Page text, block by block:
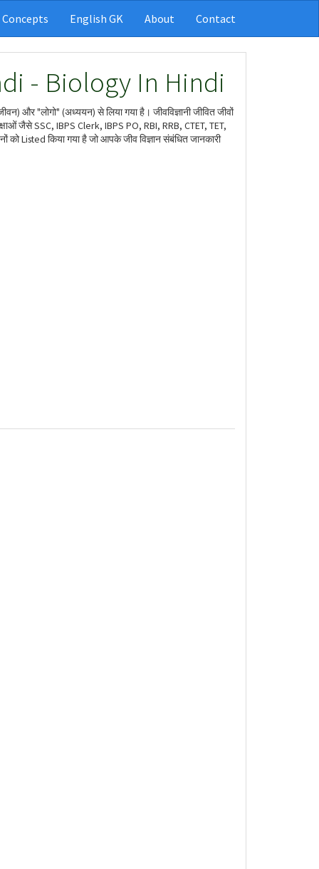
English GK About Contact
- Biology In Hindi
और "लोगो" (अध्ययन) से लिया गया है। जीवविज्ञानी जीवित जीवों
जैसे SSC, IBPS Clerk, IBPS PO, RBI, RRB, CTET, TET,
Listed किया गया है जो आपके जीव विज्ञान संबंधित जानकारी